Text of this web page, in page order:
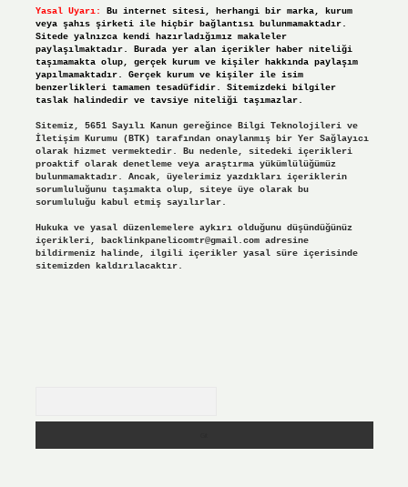
Yasal Uyarı:
Bu internet sitesi, herhangi bir marka, kurum
veya şahıs şirketi ile hiçbir bağlantısı bulunmamaktadır.
Sitede yalnızca kendi hazırladığımız makaleler
paylaşılmaktadır. Burada yer alan içerikler haber niteliği
taşımamakta olup, gerçek kurum ve kişiler hakkında paylaşım
yapılmamaktadır. Gerçek kurum ve kişiler ile isim
benzerlikleri tamamen tesadüfidir. Sitemizdeki bilgiler
taslak halindedir ve tavsiye niteliği taşımazlar.
Sitemiz, 5651 Sayılı Kanun gereğince Bilgi Teknolojileri ve
İletişim Kurumu (BTK) tarafından onaylanmış bir Yer Sağlayıcı
olarak hizmet vermektedir. Bu nedenle, sitedeki içerikleri
proaktif olarak denetleme veya araştırma yükümlülüğümüz
bulunmamaktadır. Ancak, üyelerimiz yazdıkları içeriklerin
sorumluluğunu taşımakta olup, siteye üye olarak bu
sorumluluğu kabul etmiş sayılırlar.
Hukuka ve yasal düzenlemelere aykırı olduğunu düşündüğünüz
içerikleri, backlinkpanelicomtr@gmail.comadresine
bildirmeniz halinde, ilgili içerikler yasal süre içerisinde
sitemizden kaldırılacaktır.